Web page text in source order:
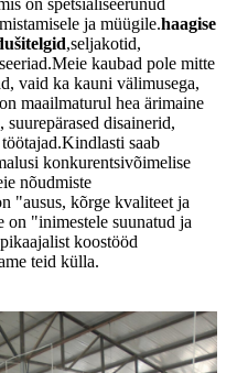
ja müügile.haagise
,seljakotid,
kaubad pole mitte
vaid ka kauni välimusega,
maailmaturul hea ärimaine
suurepärased disainerid,
saab
konkurentsivõimelise
nõudmiste
"ausus, kõrge kvaliteet ja
"inimestele suunatud ja
koostööd
teid külla.